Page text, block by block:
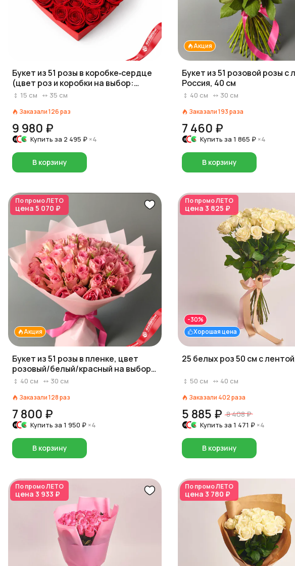
Букет из 51 розы в коробке‑сердце
(цвет роз и коробки на выбор:
красный/розовый/белый)
15 см 35 см
Заказали126раз
9 980 ₽
Купить за 2 495 ₽ ×4
В корзину
Акция
Букет из 51 розовой розы с
Россия, 40 см
40 см 30 см
Заказали193раза
7 460 ₽
Купить за 1 865 ₽ ×4
В корзину
По промоЛЕТО
цена 5 070 ₽
Акция
Букет из 51 розы в пленке, цвет
розовый/белый/красный на выбор,
Россия, 40 см
40 см 30 см
Заказали128раз
7 800 ₽
Купить за 1 950 ₽ ×4
В корзину
По промоЛЕТО
цена 3 825 ₽
Хорошая цена
-30%
25 белых роз 50 см с
50 см 40 см
Заказали 402раза
5 885 ₽ 8 408 ₽
Купить за 1 471 ₽ ×4
В корзину
По промоЛЕТО
цена 3 933 ₽
По промоЛЕТО
цена 3 780 ₽